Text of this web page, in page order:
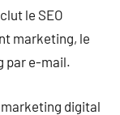
le SEO
marketing, le
par e-mail.
digital